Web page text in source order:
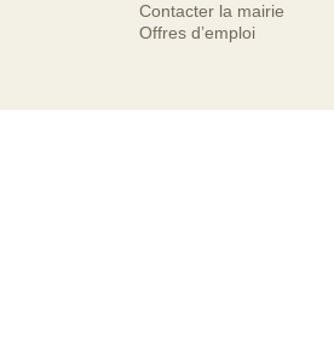
Contacter la mairie
Offres d’emploi